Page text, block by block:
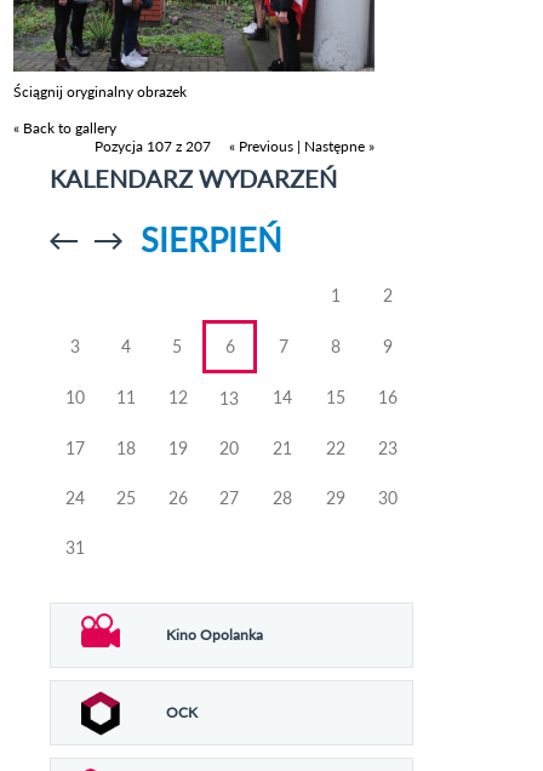
Ściągnij oryginalny obrazek
« Back to gallery
Pozycja 107 z 207
« Previous | Następne »
KALENDARZ WYDARZEŃ
Przejdź doPrzejdź do
SIERPIEŃ
1 2
3 4 5 6 7 8 9
10 11 12 13 14 15 16
17 18 19 20 21 22 23
24 25 26 27 28 29 30
31
Kino Opolanka
OCK